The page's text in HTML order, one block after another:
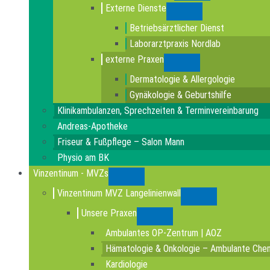
Externe Dienste
Betriebsärztlicher Dienst
Laborarztpraxis Nordlab
externe Praxen
Dermatologie & Allergologie
Gynäkologie & Geburtshilfe
Klinikambulanzen, Sprechzeiten & Terminvereinbarung
Andreas-Apotheke
Friseur & Fußpflege – Salon Mann
Physio am BK
Vinzentinum - MVZs
Vinzentinum MVZ Langelinienwall
Unsere Praxen
Ambulantes OP-Zentrum | AOZ
Hämatologie & Onkologie – Ambulante
Kardiologie